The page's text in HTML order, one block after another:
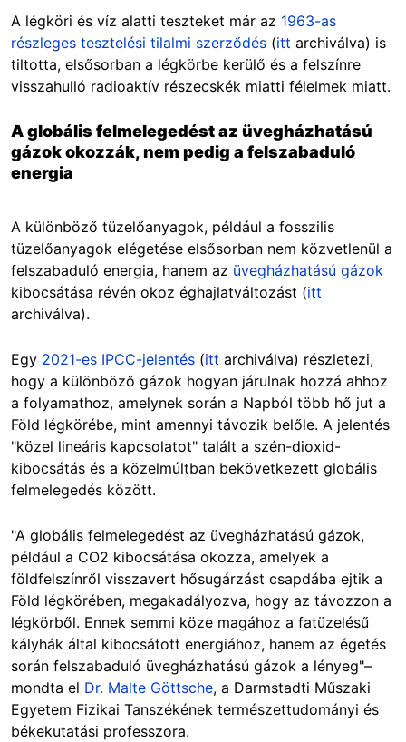
A légköri és víz alatti teszteket már az 1963-as
részleges tesztelési tilalmi szerződés (itt archiválva) is
tiltotta, elsősorban a légkörbe kerülő és a felszínre
visszahulló radioaktív részecskék miatti félelmek miatt.
A globális felmelegedést az üvegházhatású
gázok okozzák, nem pedig a felszabaduló
energia
A különböző tüzelőanyagok, például a fosszilis
tüzelőanyagok elégetése elsősorban nem közvetlenül a
felszabaduló energia, hanem az üvegházhatású gázok
kibocsátása révén okoz éghajlatváltozást (itt
archiválva).
Egy 2021-es IPCC-jelentés (itt archiválva) részletezi,
hogy a különböző gázok hogyan járulnak hozzá ahhoz
a folyamathoz, amelynek során a Napból több hő jut a
Föld légkörébe, mint amennyi távozik belőle. A jelentés
"közel lineáris kapcsolatot" talált a szén-dioxid-
kibocsátás és a közelmúltban bekövetkezett globális
felmelegedés között.
"A globális felmelegedést az üvegházhatású gázok,
például a CO2 kibocsátása okozza, amelyek a
földfelszínről visszavert hősugárzást csapdába ejtik a
Föld légkörében, megakadályozva, hogy az távozzon a
légkörből. Ennek semmi köze magához a fatüzelésű
kályhák által kibocsátott energiához, hanem az égetés
során felszabaduló üvegházhatású gázok a lényeg"–
mondta el Dr. Malte Göttsche, a Darmstadti Műszaki
Egyetem Fizikai Tanszékének természettudományi és
békekutatási professzora.